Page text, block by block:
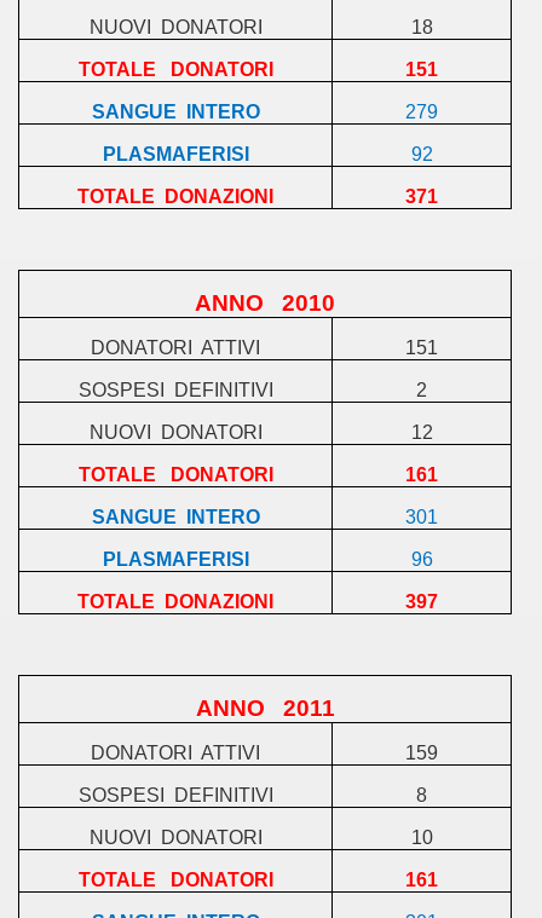
NUOVI DONATORI 18
TOTALE DONATORI 151
SANGUE INTERO 279
PLASMAFERISI 92
TOTALE DONAZIONI 371
ANNO 2010
DONATORI ATTIVI 151
SOSPESI DEFINITIVI 2
NUOVI DONATORI 12
TOTALE DONATORI 161
SANGUE INTERO 301
PLASMAFERISI 96
TOTALE DONAZIONI 397
ANNO 2011
DONATORI ATTIVI 159
SOSPESI DEFINITIVI 8
NUOVI DONATORI 10
TOTALE DONATORI 161